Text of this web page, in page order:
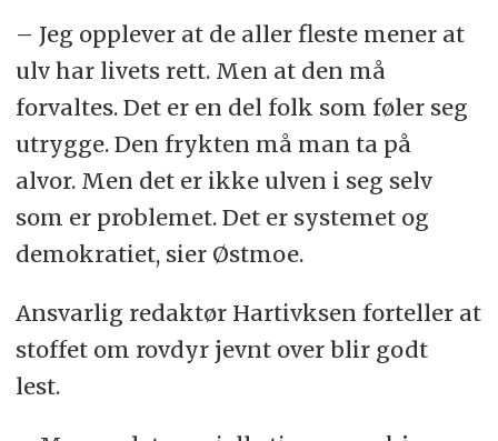
– Jeg opplever at de aller fleste mener at
ulv har livets rett. Men at den må
forvaltes. Det er en del folk som føler seg
utrygge. Den frykten må man ta på
alvor. Men det er ikke ulven i seg selv
som er problemet. Det er systemet og
demokratiet, sier Østmoe.
Ansvarlig redaktør Hartivksen forteller at
stoffet om rovdyr jevnt over blir godt
lest.